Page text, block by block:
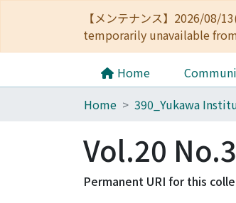
【メンテナンス】2026/08/
temporarily unavailable
Home
Home
Vol.20 No.3
Permanent URI for this